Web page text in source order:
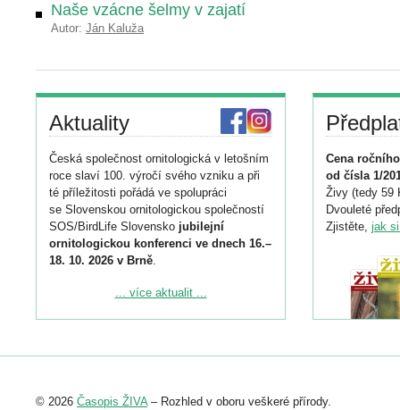
Naše vzácne šelmy v zajatí
Autor: Ján Kaluža
Aktuality
Česká společnost ornitologická v letošním
roce slaví 100. výročí svého vzniku a při
té příležitosti pořádá ve spolupráci
se Slovenskou ornitologickou společností
SOS/BirdLife Slovensko jubilejní
ornitologickou konferenci ve dnech 16.–
18. 10. 2026 v Brně.
Podrobnější informace ke konferenci
Registrovat se můžete do 6. září.
abstraktu přihlášené přednášky nebo
... více aktualit ...
Cena
od čísla 1/
Živy (tedy 59
Dvouleté
Zjistěte, jak
© 2026 Časopis ŽIVA– Rozhled v oboru veškeré přírody.